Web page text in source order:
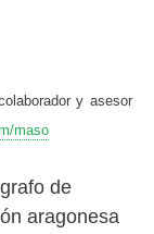
y asesor
maso
de
aragonesa